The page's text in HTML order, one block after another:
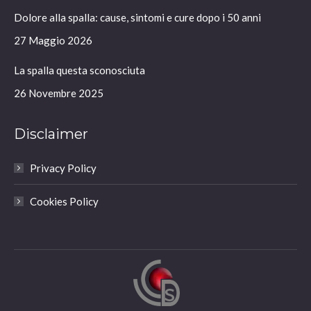
new
window
new
window
new
window
new
window
Dolore alla spalla: cause, sintomi e cure dopo i 50 anni
27 Maggio 2026
La spalla questa sconosciuta
26 Novembre 2025
Disclaimer
Privacy Policy
Cookies Policy